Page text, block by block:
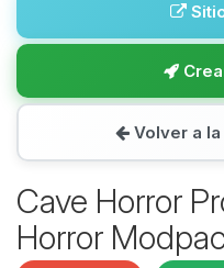
Volver a
Cave Horror
Horror